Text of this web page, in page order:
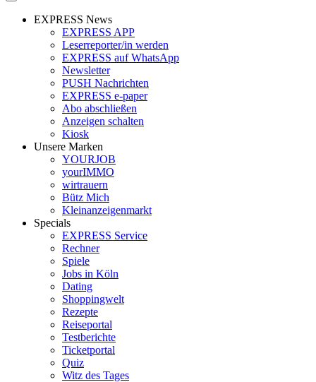
EXPRESS News
EXPRESS APP
Leserreporter/in werden
EXPRESS auf WhatsApp
Newsletter
PUSH Nachrichten
EXPRESS e-paper
Abo abschließen
Anzeigen schalten
Kiosk
Unsere Marken
YOURJOB
yourIMMO
wirtrauern
Bütz Mich
Kleinanzeigenmarkt
Specials
EXPRESS Service
Rechner
Spiele
Jobs in Köln
Dating
Shoppingwelt
Rezepte
Reiseportal
Testberichte
Ticketportal
Quiz
Witz des Tages